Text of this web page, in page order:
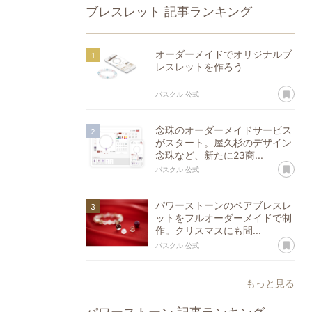
ブレスレット 記事ランキング
オーダーメイドでオリジナルブ
レスレットを作ろう
パスクル 公式 あ
念珠のオーダーメイドサービス
がスタート。屋久杉のデザイン
念珠など、新たに23商...
パスクル 公式 あ
パワーストーンのペアブレスレ
ットをフルオーダーメイドで制
作。クリスマスにも間...
パスクル 公式 あ
もっと見る